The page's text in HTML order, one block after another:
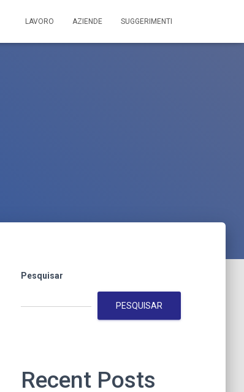
LAVORO AZIENDE SUGGERIMENTI
Pesquisar
PESQUISAR
Recent Posts